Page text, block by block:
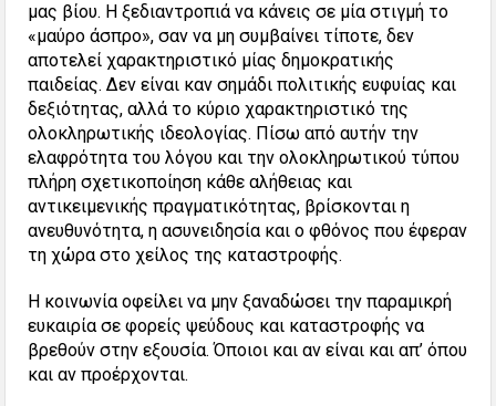
μας βίου. Η ξεδιαντροπιά να κάνεις σε μία στιγμή το
«μαύρο άσπρο», σαν να μη συμβαίνει τίποτε, δεν
αποτελεί χαρακτηριστικό μίας δημοκρατικής
παιδείας. Δεν είναι καν σημάδι πολιτικής ευφυίας και
δεξιότητας, αλλά το κύριο χαρακτηριστικό της
ολοκληρωτικής ιδεολογίας. Πίσω από αυτήν την
ελαφρότητα του λόγου και την ολοκληρωτικού τύπου
πλήρη σχετικοποίηση κάθε αλήθειας και
αντικειμενικής πραγματικότητας, βρίσκονται η
ανευθυνότητα, η ασυνειδησία και ο φθόνος που έφεραν
τη χώρα στο χείλος της καταστροφής.
Η κοινωνία οφείλει να μην ξαναδώσει την παραμικρή
ευκαιρία σε φορείς ψεύδους και καταστροφής να
βρεθούν στην εξουσία. Όποιοι και αν είναι και απ’ όπου
και αν προέρχονται.